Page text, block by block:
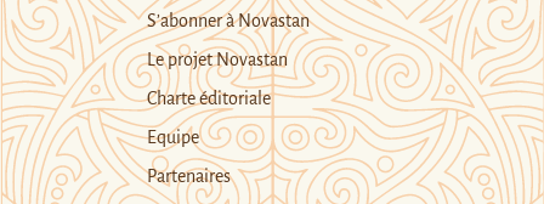
S’abonner à Novastan
Le projet Novastan
Charte éditoriale
Equipe
Partenaires